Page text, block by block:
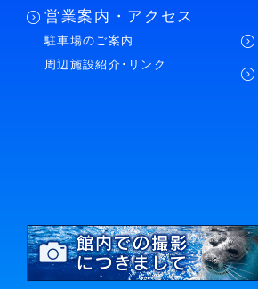
営業案内・アクセス
駐車場のご案内
周辺施設紹介･リンク